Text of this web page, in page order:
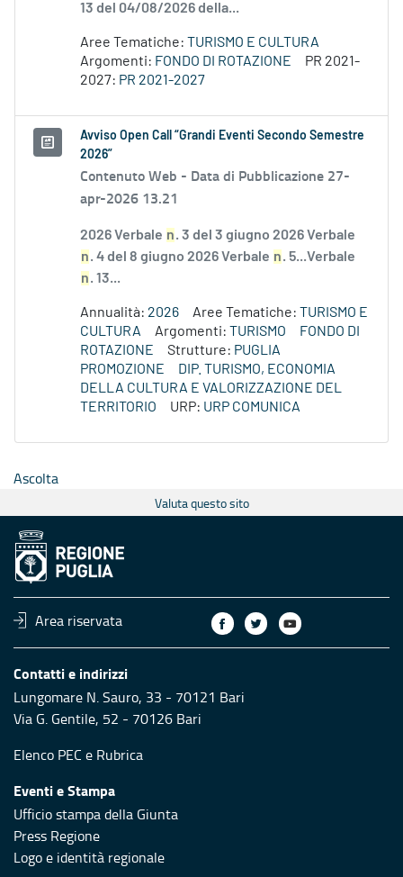
13 del 04/08/2026 della...
Aree Tematiche: TURISMO E CULTURA
Argomenti: FONDO DI ROTAZIONE
PR 2021-
2027: PR 2021-2027
Avviso Open Call “Grandi Eventi Secondo Semestre
2026”
Contenuto Web - Data di Pubblicazione 27-
apr-2026 13.21
2026 Verbale n. 3 del 3 giugno 2026 Verbale
n. 4 del 8 giugno 2026 Verbale n. 5...Verbale
n. 13...
Annualità: 2026 Aree Tematiche: TURISMO E
CULTURA
Argomenti: TURISMO
FONDO DI
ROTAZIONE
Strutture: PUGLIA
PROMOZIONE
DIP. TURISMO, ECONOMIA
DELLA CULTURA E VALORIZZAZIONE DEL
TERRITORIO
URP: URP COMUNICA
Ascolta
Valuta questo sito
Area riservata
Contatti e indirizzi
Lungomare N. Sauro, 33 - 70121 Bari
Via G. Gentile, 52 - 70126 Bari
Elenco PEC e Rubrica
Eventi e Stampa
Ufficio stampa della Giunta
Press Regione
Logo e identità regionale